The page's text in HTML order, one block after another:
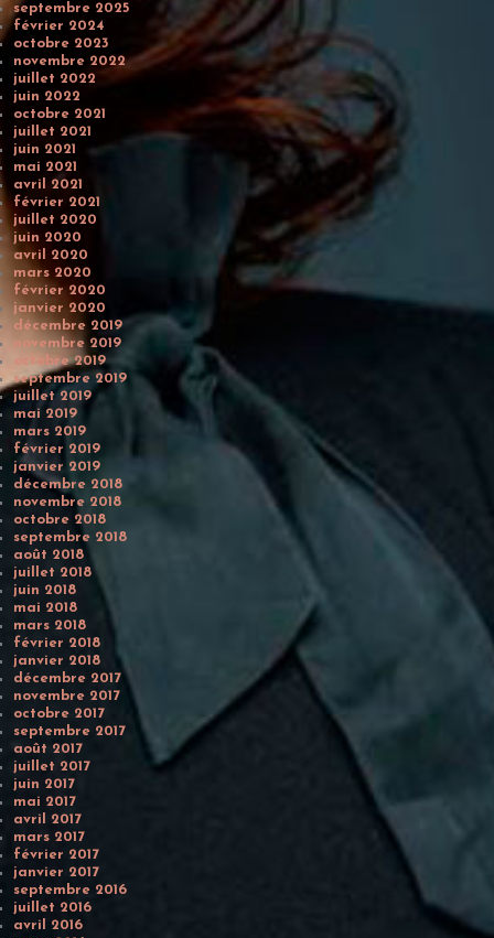
septembre 2025
février 2024
octobre 2023
novembre 2022
juillet 2022
juin 2022
octobre 2021
juillet 2021
juin 2021
mai 2021
avril 2021
février 2021
juillet 2020
juin 2020
avril 2020
mars 2020
février 2020
janvier 2020
décembre 2019
novembre 2019
octobre 2019
septembre 2019
juillet 2019
mai 2019
mars 2019
février 2019
janvier 2019
décembre 2018
novembre 2018
octobre 2018
septembre 2018
août 2018
juillet 2018
juin 2018
mai 2018
mars 2018
février 2018
janvier 2018
décembre 2017
novembre 2017
octobre 2017
septembre 2017
août 2017
juillet 2017
juin 2017
mai 2017
avril 2017
mars 2017
février 2017
janvier 2017
septembre 2016
juillet 2016
avril 2016